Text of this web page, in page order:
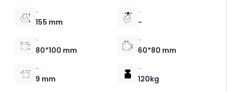
-
155 mm
-
-
-
80*100 mm
-
60*80 mm
-
9 mm
-
120kg